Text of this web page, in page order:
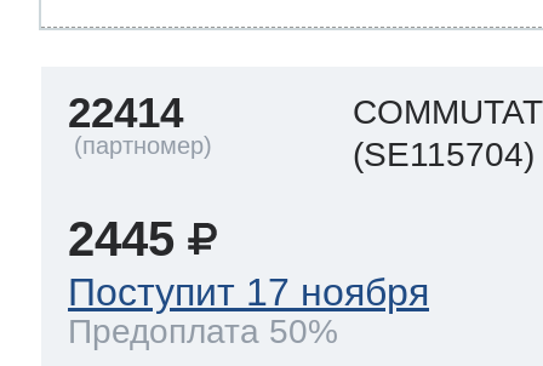
22414
(SE115704)
2445
Поступит 17 ноября
Предоплата 50%